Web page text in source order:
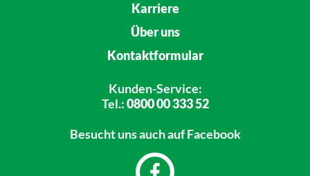
Karriere
Über uns
Kontaktformular
Kunden-Service:
Tel.:0800 00 333 52
Besucht unsauch auf Facebook